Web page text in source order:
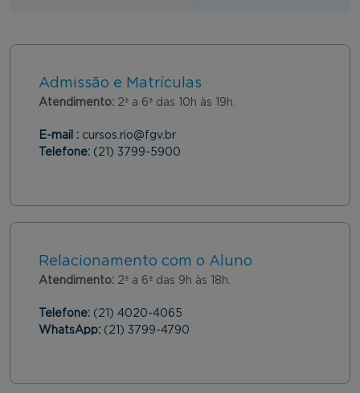
Admissão e Matrículas
Atendimento: 2ª a 6ª das 10h às 19h.
E-mail : cursos.rio@fgv.br
Telefone: (21) 3799-5900
Relacionamento com o Aluno
Atendimento: 2ª a 6ª das 9h às 18h.
Telefone: (21) 4020-4065
WhatsApp: (21) 3799-4790